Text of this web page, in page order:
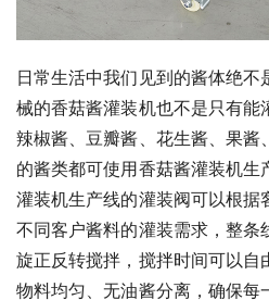
日常生活中我们见到的酱体绝
械的香菇酱灌装机也不是只有能
辣椒酱、豆瓣酱、花生酱、果酱
的酱类都可使用香菇酱灌装机
灌装机生产线的灌装阀可以根据
不同客户酱料的灌装需求，整条
旋正反转搅拌，搅拌时间可以自
物料均匀、无油酱分离，确保每